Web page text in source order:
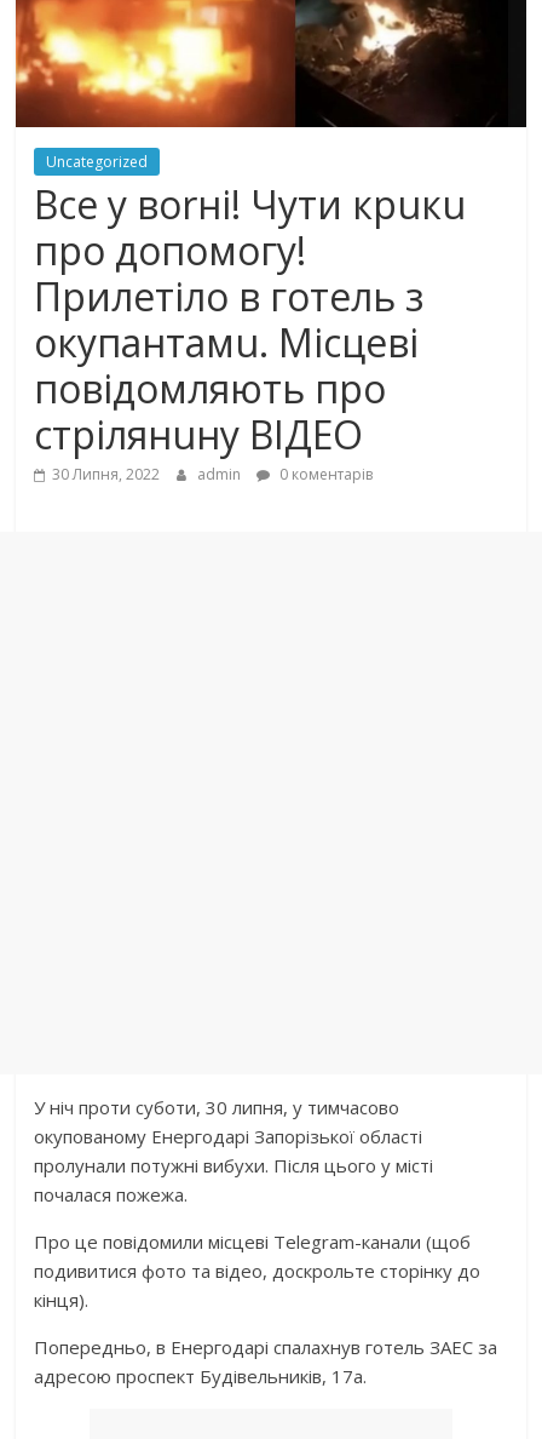
Uncategorized
Все у воrні! Чути крuкu
про дoпoмoгу!
Прилетіло в готель з
oкупaнтaмu. Місцеві
повідомляють про
cтрiлянuнy ВІДЕО
30 Липня, 2022 admin 0 коментарів
У ніч проти суботи, 30 липня, у тимчасово
окупованому Енергодарі Запорізької області
пролунали потужні вибухи. Після цього у місті
почалася пожежа.
Про це повідомили місцеві Telegram-канали (щоб
подивитися фото та відео, доскрольте сторінку до
кінця).
Попередньо, в Енергодарі спалахнув готель ЗАЕС за
адресою проспект Будівельників, 17а.